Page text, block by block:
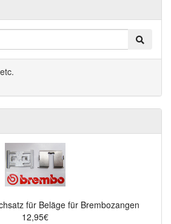
für Beläge für Brembozangen
12,95€